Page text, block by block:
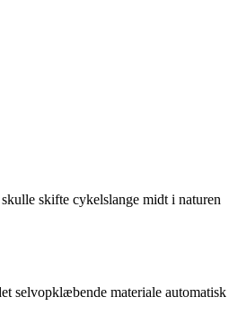
skifte cykelslange midt i naturen
selvopklæbende materiale automatisk